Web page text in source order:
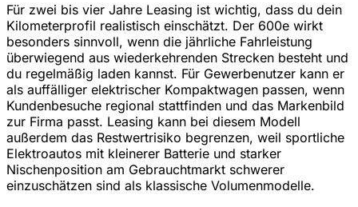
Für zwei bis vier Jahre Leasing ist wichtig, dass du dein
Kilometerprofil realistisch einschätzt. Der 600e wirkt
besonders sinnvoll, wenn die jährliche Fahrleistung
überwiegend aus wiederkehrenden Strecken besteht und
du regelmäßig laden kannst. Für Gewerbenutzer kann er
als auffälliger elektrischer Kompaktwagen passen, wenn
Kundenbesuche regional stattfinden und das Markenbild
zur Firma passt. Leasing kann bei diesem Modell
außerdem das Restwertrisiko begrenzen, weil sportliche
Elektroautos mit kleinerer Batterie und starker
Nischenposition am Gebrauchtmarkt schwerer
einzuschätzen sind als klassische Volumenmodelle.